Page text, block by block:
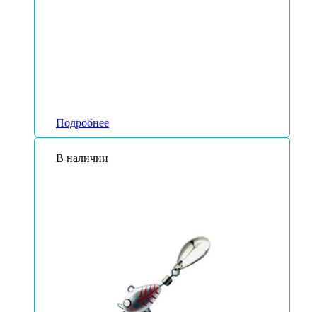
Подробнее
В наличии